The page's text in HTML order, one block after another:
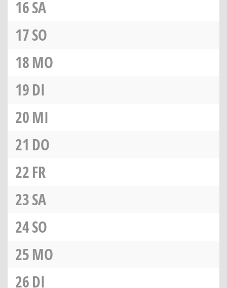
16SA
17SO
18MO
19DI
20MI
21 DO
22FR
23SA
24SO
25MO
26DI